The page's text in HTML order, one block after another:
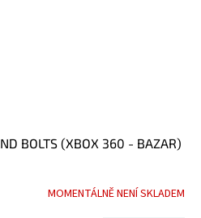
BOLTS (XBOX 360 - BAZAR)
MOMENTÁLNĚ NENÍ SKLADEM